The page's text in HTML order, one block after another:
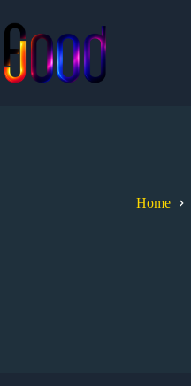
to
content
Home